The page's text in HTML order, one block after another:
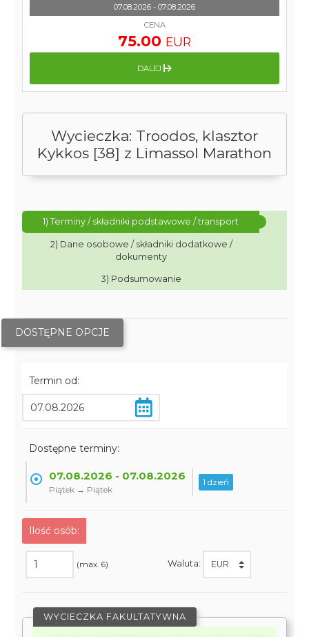
Wycieczka: Troodos, klasztor
Kykkos [38] z Limassol Marathon
1) Terminy / składniki podstawowe / transport
2) Dane osobowe / składniki dodatkowe /
dokumenty
3) Podsumowanie
DOSTĘPNE OPCJE
Termin od:
Dostępne terminy:
07.08.2026 - 07.08.2026
Piątek → Piątek
1 dzień
Ilość osób:
(max. 6) Waluta:
WYCIECZKA FAKULTATYWNA
07.08.2026 - 07.08.2026
CENA
75.00 EUR
DALEJ